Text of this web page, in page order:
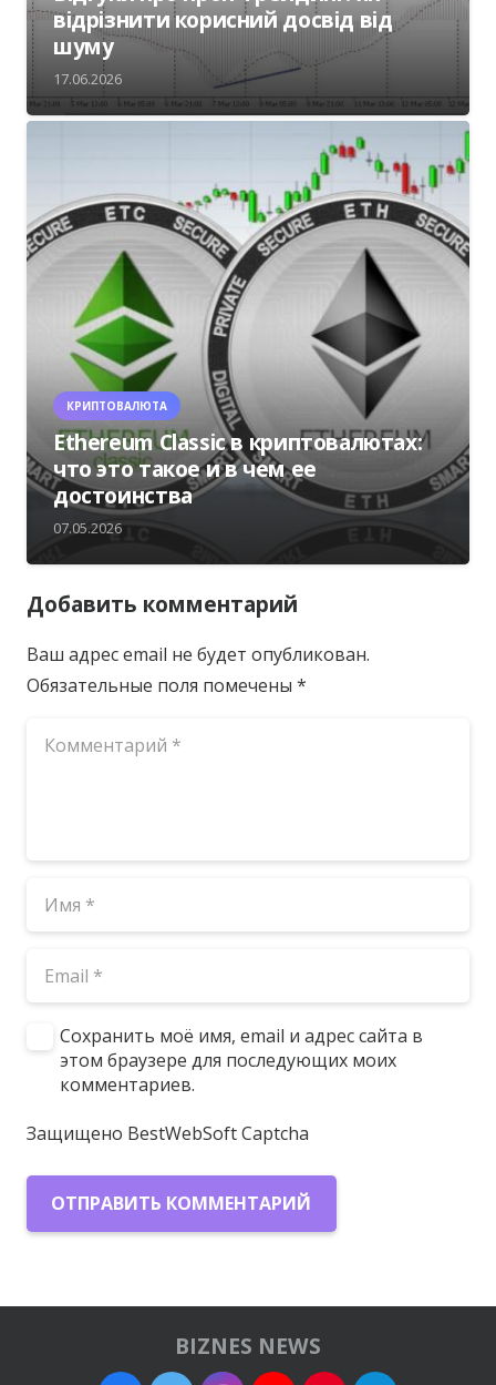
відрізнити корисний досвід від
шуму
17.06.2026
КРИПТОВАЛЮТА
Ethereum Classic в криптовалютах:
что это такое и в чем ее
достоинства
07.05.2026
Добавить комментарий
Ваш адрес email не будет опубликован.
Обязательные поля помечены *
Сохранить моё имя, email и адрес сайта в
этом браузере для последующих моих
комментариев.
Защищено BestWebSoft Captcha
ОТПРАВИТЬ КОММЕНТАРИЙ
BIZNES NEWS